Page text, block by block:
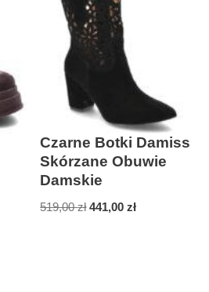
Czarne Botki Damiss
Skórzane Obuwie
Damskie
519,00zł 441,00zł